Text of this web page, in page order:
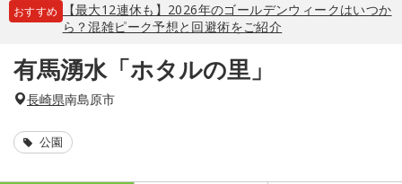
おすすめ
【最大12連休も】2026年のゴールデンウィークはいつか
ら？混雑ピーク予想と回避術をご紹介
有馬湧水「ホタルの里」
長崎県南島原市
公園